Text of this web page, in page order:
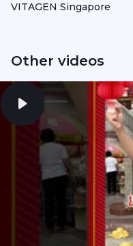
VITAGEN Singapore
Other videos